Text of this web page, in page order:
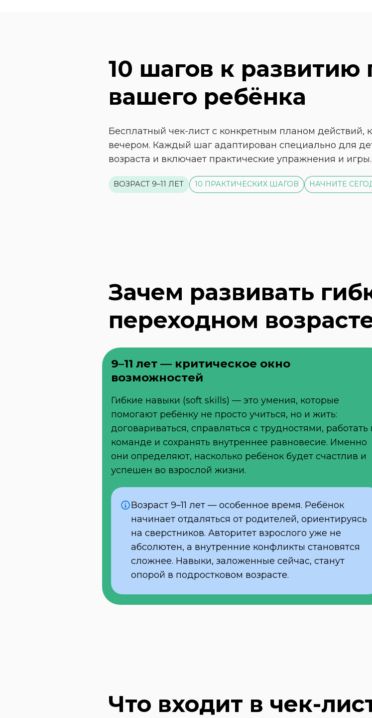
10 шагов к развитию
вашего ребёнка
Бесплатный чек-лист с конкретным планом действий,
вечером. Каждый шаг адаптирован специально для
возраста и включает практические упражнения и игры.
ВОЗРАСТ 9–11 ЛЕТ 10 ПРАКТИЧЕСКИХ ШАГОВ НАЧНИТЕ
Зачем развивать
переходном
9–11 лет — критическое окно
возможностей
Гибкие навыки (soft skills) — это умения, которые
помогают ребёнку не просто учиться, но и жить:
договариваться, справляться с трудностями, работать
команде и сохранять внутреннее равновесие. Именно
они определяют, насколько ребёнок будет счастлив и
успешен во взрослой жизни.
Возраст 9–11 лет — особенное время. Ребёнок
начинает отдаляться от родителей, ориентируясь
на сверстников. Авторитет взрослого уже не
абсолютен, а внутренние конфликты становятся
сложнее. Навыки, заложенные сейчас, станут
опорой в подростковом возрасте.
Что входит в чек-